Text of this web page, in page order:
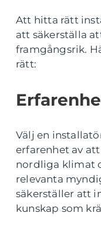
Att hitta rätt
att säkerställa
framgångsrik.
rätt:
Välj en
erfarenhet av
nordliga klimat
relevanta
säkerställer att
kunskap som